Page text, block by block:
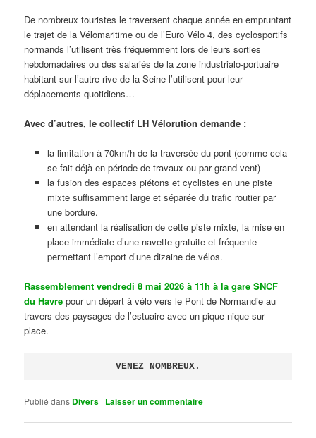
De nombreux touristes le traversent chaque année en empruntant
le trajet de la Vélomaritime ou de l’Euro Vélo 4, des cyclosportifs
normands l’utilisent très fréquemment lors de leurs sorties
hebdomadaires ou des salariés de la zone industrialo-portuaire
habitant sur l’autre rive de la Seine l’utilisent pour leur
déplacements quotidiens…
Avec d’autres, le collectif LH Vélorution demande :
la limitation à 70km/h de la traversée du pont (comme cela
se fait déjà en période de travaux ou par grand vent)
la fusion des espaces piétons et cyclistes en une piste
mixte suffisamment large et séparée du trafic routier par
une bordure.
en attendant la réalisation de cette piste mixte, la mise en
place immédiate d’une navette gratuite et fréquente
permettant l’emport d’une dizaine de vélos.
Rassemblement vendredi 8 mai 2026 à 11h à la gare SNCF
du Havre pour un départ à vélo vers le Pont de Normandie au
travers des paysages de l’estuaire avec un pique-nique sur
place.
VENEZ NOMBREUX.
Publié dans Divers | Laisser un commentaire